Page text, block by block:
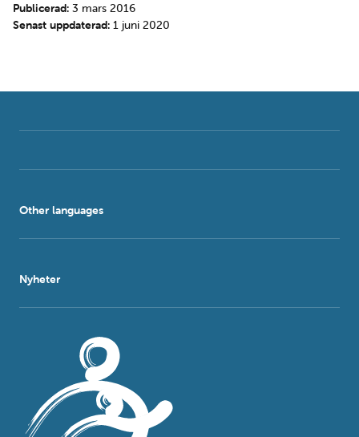
Publicerad: 3 mars 2016
Senast uppdaterad: 1 juni 2020
Other languages
Nyheter